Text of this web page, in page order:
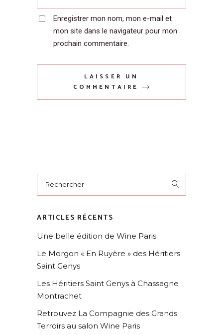
Enregistrer mon nom, mon e-mail et
mon site dans le navigateur pour mon
prochain commentaire.
LAISSER UN
COMMENTAIRE
ARTICLES RÉCENTS
Une belle édition de Wine Paris
Le Morgon « En Ruyère » des Héritiers
Saint Genys
Les Héritiers Saint Genys à Chassagne
Montrachet
Retrouvez La Compagnie des Grands
Terroirs au salon Wine Paris